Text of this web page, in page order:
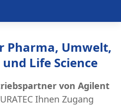
Pharma, Umwelt,
Life Science
von Agilent
Ihnen Zugang